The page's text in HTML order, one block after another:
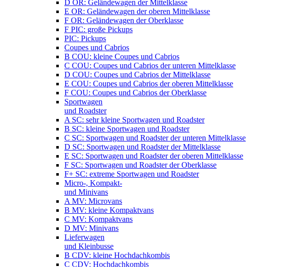
D OR: Geländewagen der Mittelklasse
E OR: Geländewagen der oberen Mittelklasse
F OR: Geländewagen der Oberklasse
F PIC: große Pickups
PIC: Pickups
Coupes und Cabrios
B COU: kleine Coupes und Cabrios
C COU: Coupes und Cabrios der unteren Mittelklasse
D COU: Coupes und Cabrios der Mittelklasse
E COU: Coupes und Cabrios der oberen Mittelklasse
F COU: Coupes und Cabrios der Oberklasse
Sportwagen
und Roadster
A SC: sehr kleine Sportwagen und Roadster
B SC: kleine Sportwagen und Roadster
C SC: Sportwagen und Roadster der unteren Mittelklasse
D SC: Sportwagen und Roadster der Mittelklasse
E SC: Sportwagen und Roadster der oberen Mittelklasse
F SC: Sportwagen und Roadster der Oberklasse
F+ SC: extreme Sportwagen und Roadster
Micro-, Kompakt-
und Minivans
A MV: Microvans
B MV: kleine Kompaktvans
C MV: Kompaktvans
D MV: Minivans
Lieferwagen
und Kleinbusse
B CDV: kleine Hochdachkombis
C CDV: Hochdachkombis